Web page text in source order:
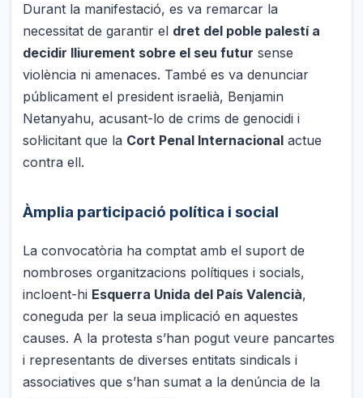
Durant la manifestació, es va remarcar la
necessitat de garantir el dret del poble palestí a
decidir lliurement sobre el seu futur sense
violència ni amenaces. També es va denunciar
públicament el president israelià, Benjamin
Netanyahu, acusant-lo de crims de genocidi i
sol·licitant que la Cort Penal Internacional actue
contra ell.
Àmplia participació política i social
La convocatòria ha comptat amb el suport de
nombroses organitzacions polítiques i socials,
incloent-hi Esquerra Unida del País Valencià,
coneguda per la seua implicació en aquestes
causes. A la protesta s’han pogut veure pancartes
i representants de diverses entitats sindicals i
associatives que s’han sumat a la denúncia de la